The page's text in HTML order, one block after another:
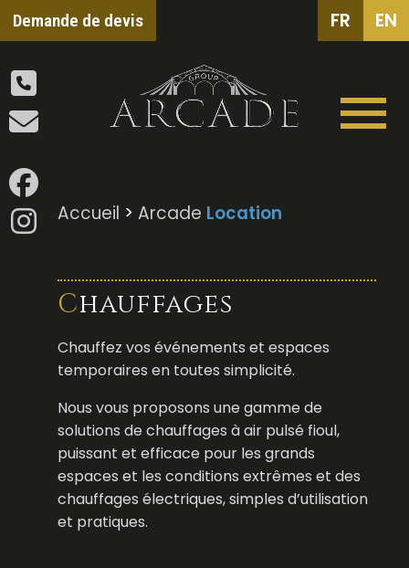
Demande de devis FR EN
Accueil > Arcade Location
Chauffages
Chauffez vos événements et espaces
temporaires en toutes simplicité.
Nous vous proposons une gamme de
solutions de chauffages à air pulsé fioul,
puissant et efficace pour les grands
espaces et les conditions extrêmes et des
chauffages électriques, simples d’utilisation
et pratiques.